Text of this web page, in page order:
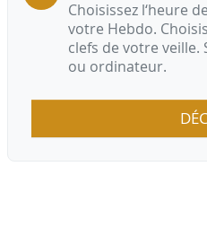
Choisissez l‘heure
votre Hebdo.
clefs de votre
ou ordinateur.